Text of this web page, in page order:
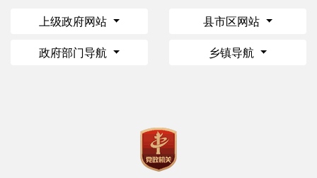
上级政府网站 县市区网站
政府部门导航 乡镇导航